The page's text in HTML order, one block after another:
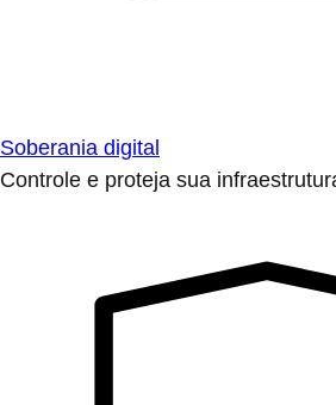
Soberania digital
Controle e proteja sua